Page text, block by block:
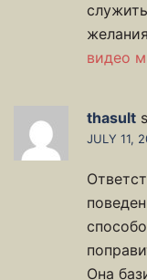
видео
thasult
JULY 11,
Она